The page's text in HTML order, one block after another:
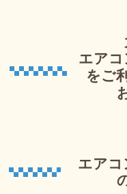
エア
をご
エアコ